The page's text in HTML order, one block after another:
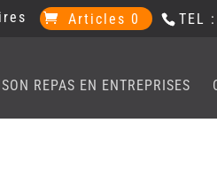
TEL
Articles 0
REPAS EN ENTREPRISES